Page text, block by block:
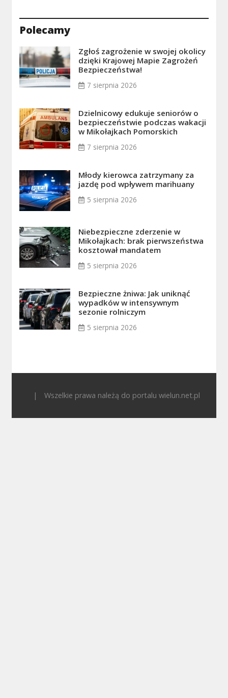
Polecamy
Zgłoś zagrożenie w swojej okolicy
dzięki Krajowej Mapie Zagrożeń
Bezpieczeństwa!
7 sierpnia 2026
Dzielnicowy edukuje seniorów o
bezpieczeństwie podczas wakacji
w Mikołajkach Pomorskich
7 sierpnia 2026
Młody kierowca zatrzymany za
jazdę pod wpływem marihuany
5 sierpnia 2026
Niebezpieczne zderzenie w
Mikołajkach: brak pierwszeństwa
kosztował mandatem
5 sierpnia 2026
Bezpieczne żniwa: Jak uniknąć
wypadków w intensywnym
sezonie rolniczym
5 sierpnia 2026
| Wszelkie prawa należą do portalu wielun.net.pl